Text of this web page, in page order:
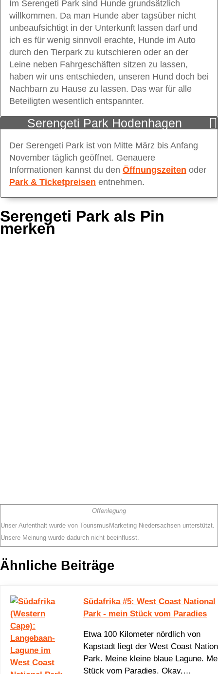
Im Serengeti Park sind Hunde grundsätzlich
willkommen. Da man Hunde aber tags­über nicht
unbe­auf­sich­tigt in der Unterkunft lassen darf und
ich es für wenig sinnvoll erachte, Hunde im Auto
durch den Tierpark zu kutschieren oder an der
Leine neben Fahrgeschäften sitzen zu lassen,
haben wir uns entschieden, unseren Hund doch bei
Nachbarn zu Hause zu lassen. Das war für alle
Beteiligten wesentlich entspannter.
Serengeti Park Hodenhagen
Der Serengeti Park ist von Mitte März bis Anfang
November täglich geöffnet. Genauere
Informationen kannst du den Öffnungszeiten oder
Park & Ticketpreisen entnehmen.
Serengeti Park als Pin
merken
Offenlegung
Unser Aufenthalt wurde von TourismusMarketing Niedersachsen unterstützt.
Unsere Meinung wurde dadurch nicht beeinflusst.
Ähnliche Beiträge
Südafrika #5: West Coast National
Park - mein Stück vom Paradies
Etwa 100 Kilometer nördlich von
Kapstadt liegt der West Coast
Park. Meine kleine blaue Lagune.
Stück vom Paradies. Okay,…